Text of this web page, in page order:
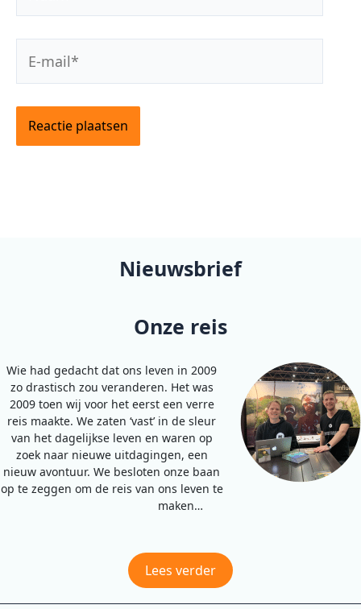
mail*
Nieuwsbrief
Onze reis
Wie had gedacht dat ons leven in 2009
zo drastisch zou veranderen. Het was
2009 toen wij voor het eerst een verre
reis maakte. We zaten ‘vast’ in de sleur
van het dagelijkse leven en waren op
zoek naar nieuwe uitdagingen, een
nieuw avontuur. We besloten onze baan
op te zeggen om de reis van ons leven te
maken…
Lees verder